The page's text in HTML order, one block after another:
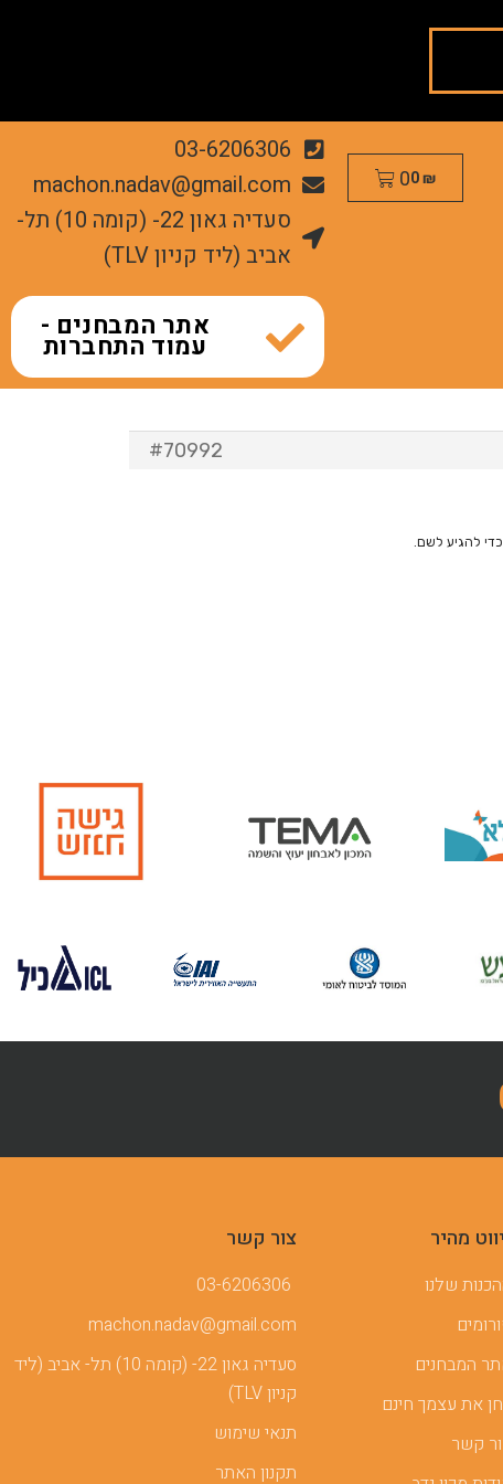
0₪
0
03-6206306
machon.nadav@gmail.com
סעדיה גאון 22- (קומה 10) תל-
אביב (ליד קניון TLV)
אתר המבחנים -
עמוד התחברות
#70992
מהיר
שלנו
המבחנים
את עצמך חינם
קשר
צור קשר
03-6206306
machon.nadav@gmail.com
סעדיה גאון 22- (קומה 10) תל- אביב (ליד
קניון TLV)
תנאי שימוש
תקנון האתר